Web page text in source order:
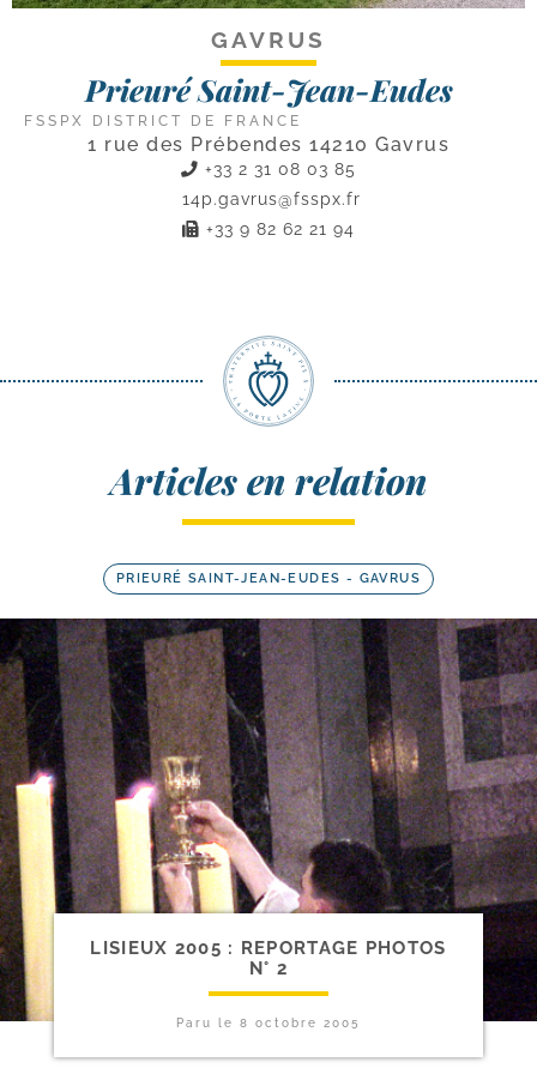
GAVRUS
Prieuré Saint-Jean-Eudes
FSSPX DISTRICT DE FRANCE
1 rue des Prébendes 14210 Gavrus
+33 2 31 08 03 85
14p.gavrus@fsspx.fr
+33 9 82 62 21 94
Articles en relation
PRIEURÉ SAINT-JEAN-EUDES - GAVRUS
LISIEUX 2005 : REPORTAGE PHOTOS
N° 2
Paru le8 octobre 2005